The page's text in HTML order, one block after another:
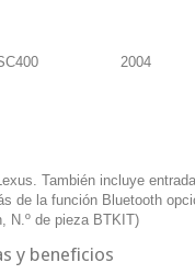
2004
También incluye
de la función Bluetooth
N.º de pieza BTKIT)
y beneficios